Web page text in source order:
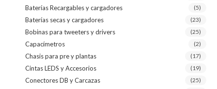
Baterías Recargables y cargadores (5)
Baterías secas y cargadores (23)
Bobinas para tweeters y drivers (25)
Capacímetros (2)
Chasis para pre y plantas (17)
Cintas LEDS y Accesorios (19)
Conectores DB y Carcazas (25)